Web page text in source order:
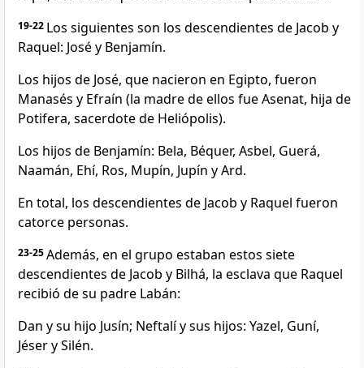
19-22 Los siguientes son los descendientes de Jacob y
Raquel: José y Benjamín.
Los hijos de José, que nacieron en Egipto, fueron
Manasés y Efraín (la madre de ellos fue Asenat, hija de
Potifera, sacerdote de Heliópolis).
Los hijos de Benjamín: Bela, Béquer, Asbel, Guerá,
Naamán, Ehí, Ros, Mupín, Jupín y Ard.
En total, los descendientes de Jacob y Raquel fueron
catorce personas.
23-25Además, en el grupo estaban estos siete
descendientes de Jacob y Bilhá, la esclava que Raquel
recibió de su padre Labán:
Dan y su hijo Jusín; Neftalí y sus hijos: Yazel, Guní,
Jéser y Silén.